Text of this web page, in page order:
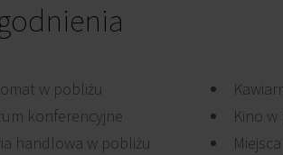
w pobliżu
konferencyjne
handlowa w pobliżu
Kino